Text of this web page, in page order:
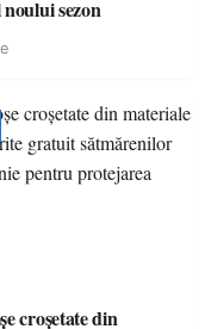
sezon
croșetate din